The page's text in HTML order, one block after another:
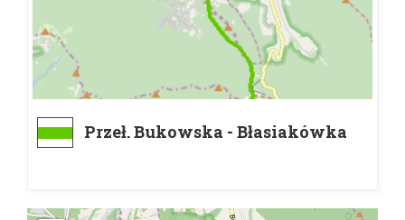
Przeł. Bukowska - Błasiakówka